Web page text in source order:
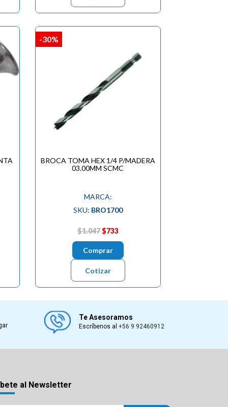
BROCA TOMA HEX 1/4 P/MADERA
03.00MM SCMC
MARCA:
SKU: BRO1700
$1.047$733
Comprar
Cotizar
-30%
Te Asesoramos
Escríbenos al+56 9 92460912
al Newsletter